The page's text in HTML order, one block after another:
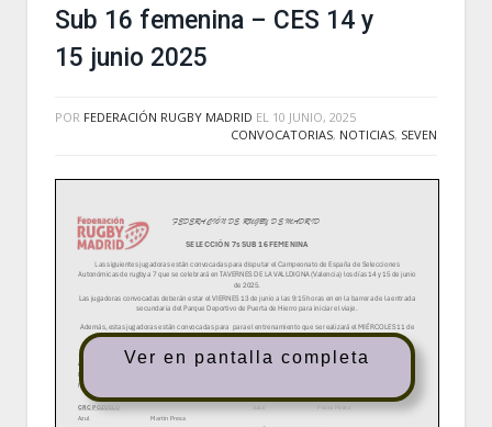
Sub 16 femenina – CES 14 y
15 junio 2025
POR FEDERACIÓN RUGBY MADRID EL 10 JUNIO, 2025
CONVOCATORIAS, NOTICIAS, SEVEN
Ver en pantalla completa